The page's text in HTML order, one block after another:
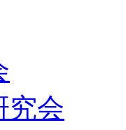
究会